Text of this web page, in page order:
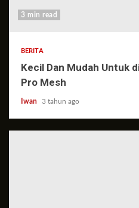
3 min read
BERITA
Kecil Dan Mudah Untuk
Pro Mesh
Iwan 3 tahun ago